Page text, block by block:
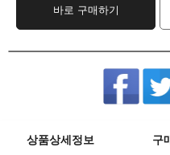
바로 구매하기
상품상세정보 구